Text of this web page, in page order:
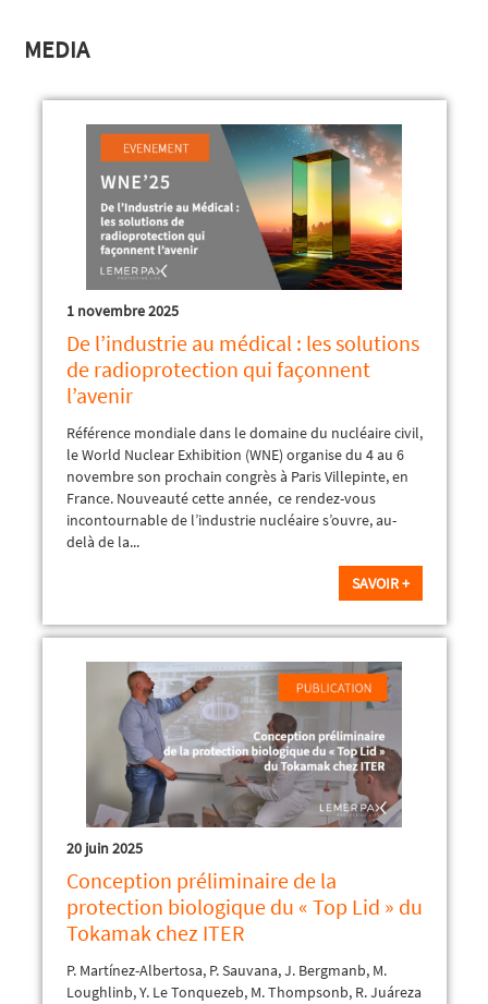
MEDIA
1 novembre 2025
De l’industrie au médical : les solutions
de radioprotection qui façonnent
l’avenir
Référence mondiale dans le domaine du nucléaire civil,
le World Nuclear Exhibition (WNE) organise du 4 au 6
novembre son prochain congrès à Paris Villepinte, en
France. Nouveauté cette année, ce rendez-vous
incontournable de l’industrie nucléaire s’ouvre, au-
delà de la...
SAVOIR +
20 juin 2025
Conception préliminaire de la
protection biologique du « Top Lid » du
Tokamak chez ITER
P. Martínez-Albertosa, P. Sauvana, J. Bergmanb, M.
Loughlinb, Y. Le Tonquezeb, M. Thompsonb, R. Juáreza